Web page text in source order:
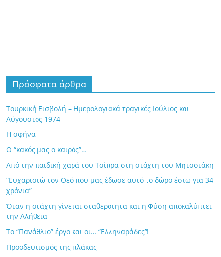
Πρόσφατα άρθρα
Τουρκική Εισβολή – Ημερολογιακά τραγικός Ιούλιος και
Αύγουστος 1974
Η σφήνα
Ο “κακός μας ο καιρός”…
Από την παιδική χαρά του Τσίπρα στη στάχτη του Μητσοτάκη
“Ευχαριστώ τον Θεό που μας έδωσε αυτό το δώρο έστω για 34
χρόνια”
Όταν η στάχτη γίνεται σταθερότητα και η Φύση αποκαλύπτει
την Αλήθεια
Το “Πανάθλιο” έργο και οι… “Ελληναράδες”!
Προοδευτισμός της πλάκας